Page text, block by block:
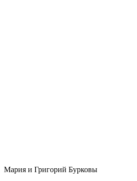
Мария и Григорий Бурковы